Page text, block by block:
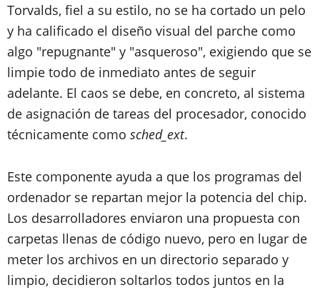
Torvalds, fiel a su estilo, no se ha cortado un pelo
y ha calificado el diseño visual del parche como
algo "repugnante" y "asqueroso", exigiendo que se
limpie todo de inmediato antes de seguir
adelante. El caos se debe, en concreto, al sistema
de asignación de tareas del procesador, conocido
técnicamente como sched_ext.
Este componente ayuda a que los programas del
ordenador se repartan mejor la potencia del chip.
Los desarrolladores enviaron una propuesta con
carpetas llenas de código nuevo, pero en lugar de
meter los archivos en un directorio separado y
limpio, decidieron soltarlos todos juntos en la